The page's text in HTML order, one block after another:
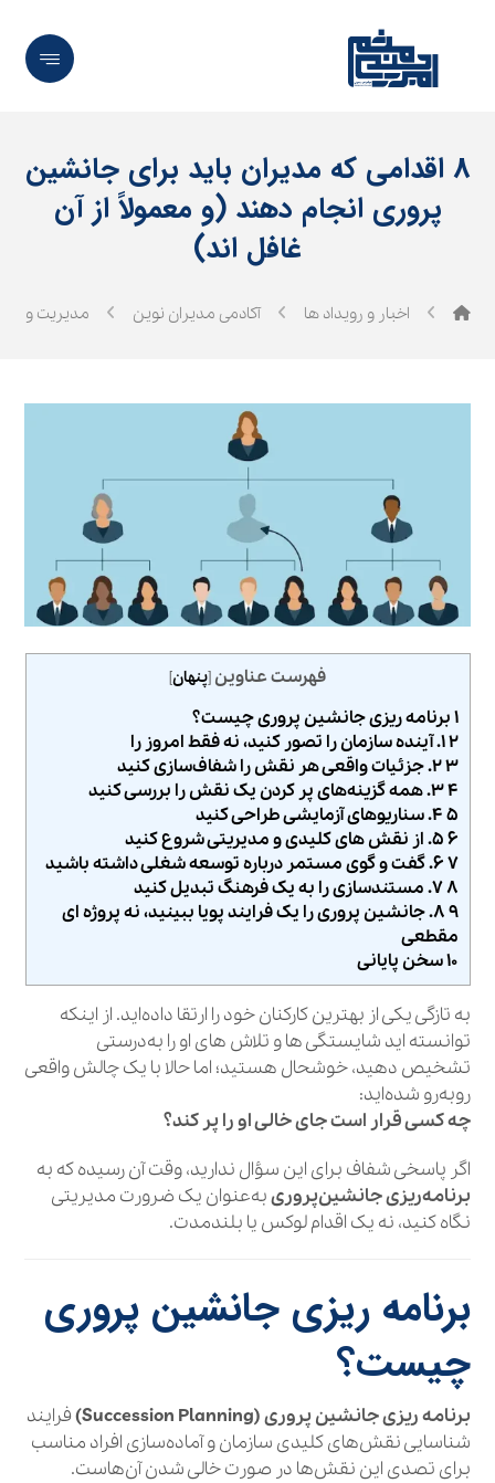
۸ اقدامی که مدیران باید برای جانشین‌
پروری انجام دهند (و معمولاً از آن
غافل‌ اند)
اخبار و رویداد ها آکادمی مدیران نوین مدیریت و
فهرست عناوین [پنهان]
۱ برنامه‌ ریزی جانشین‌ پروری چیست؟
۲ ۱. آینده سازمان را تصور کنید، نه فقط امروز را
۳ ۲. جزئیات واقعی هر نقش را شفاف‌سازی کنید
۴ ۳. همه گزینه‌های پر کردن یک نقش را بررسی کنید
۵ ۴. سناریوهای آزمایشی طراحی کنید
۶ ۵. از نقش‌ های کلیدی و مدیریتی شروع کنید
۷ ۶. گفت‌ و گوی مستمر درباره توسعه شغلی داشته باشید
۸ ۷. مستندسازی را به یک فرهنگ تبدیل کنید
۹ ۸. جانشین‌ پروری را یک فرایند پویا ببینید، نه پروژه‌ ای
مقطعی
۱۰ سخن پایانی
به‌ تازگی یکی از بهترین کارکنان خود را ارتقا داده‌اید. از اینکه
توانسته‌ اید شایستگی‌ ها و تلاش‌ های او را به‌درستی
تشخیص دهید، خوشحال هستید؛ اما حالا با یک چالش واقعی
روبه‌رو شده‌اید:
چه کسی قرار است جای خالی او را پر کند؟
اگر پاسخی شفاف برای این سؤال ندارید، وقت آن رسیده که به
برنامه‌ریزی جانشین‌پروریبه‌عنوان یک ضرورت مدیریتی
نگاه کنید، نه یک اقدام لوکس یا بلندمدت.
برنامه‌ ریزی جانشین‌ پروری
چیست؟
برنامه‌ ریزی جانشین‌ پروری (Succession Planning)
فرایند
شناسایی نقش‌های کلیدی سازمان و آماده‌سازی افراد مناسب
برای تصدی این نقش‌ها در صورت خالی شدن آن‌هاست.